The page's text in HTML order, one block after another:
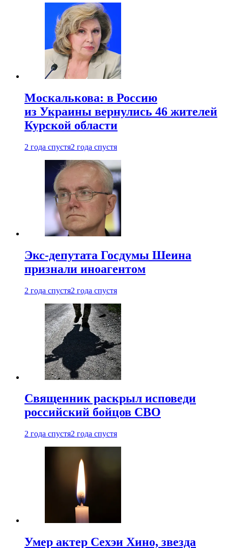
Москалькова: в Россию
из Украины вернулись 46 жителей
Курской области
2 года спустя2 года спустя
Экс-депутата Госдумы Шеина
признали иноагентом
2 года спустя2 года спустя
Священник раскрыл исповеди
российский бойцов СВО
2 года спустя2 года спустя
Умер актер Сехэи Хино, звезда